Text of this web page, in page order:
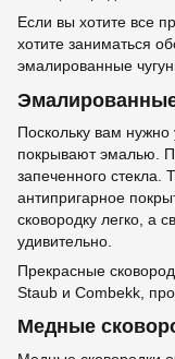
Если вы хотите все
хотите заниматься
эмалированные
Поскольку вам нужно
покрывают эмалью.
запеченного стекла.
антипригарное
сковородку легко, а
удивительно.
Прекрасные
Staub и Combekk,
Медные